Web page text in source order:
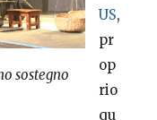
sostegno
US,
pr
op
rio
qu